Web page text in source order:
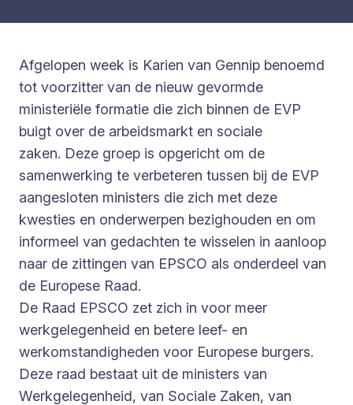
Afgelopen week is Karien van Gennip benoemd
tot voorzitter van de nieuw gevormde
ministeriële formatie die zich binnen de EVP
buigt over de arbeidsmarkt en sociale
zaken. Deze groep is opgericht om de
samenwerking te verbeteren tussen bij de EVP
aangesloten ministers die zich met deze
kwesties en onderwerpen bezighouden en om
informeel van gedachten te wisselen in aanloop
naar de zittingen van EPSCO als onderdeel van
de Europese Raad.
De Raad EPSCO zet zich in voor meer
werkgelegenheid en betere leef- en
werkomstandigheden voor Europese burgers.
Deze raad bestaat uit de ministers van
Werkgelegenheid, van Sociale Zaken, van